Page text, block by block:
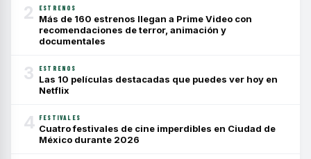
2 ESTRENOS
Más de 160 estrenos llegan a Prime Video con
recomendaciones de terror, animación y
documentales
3 ESTRENOS
Las 10 películas destacadas que puedes ver hoy en
Netflix
4 FESTIVALES
Cuatro festivales de cine imperdibles en Ciudad de
México durante 2026